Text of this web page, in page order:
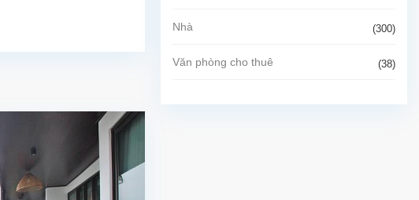
Nhà (300)
Văn phòng cho thuê (38)